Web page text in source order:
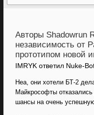
Авторы Shadowrun
независимость от
прототипом новой
IMRYK ответил Nuke-
Неа, они хотели БТ-2
Майкрософты
шансы на очень